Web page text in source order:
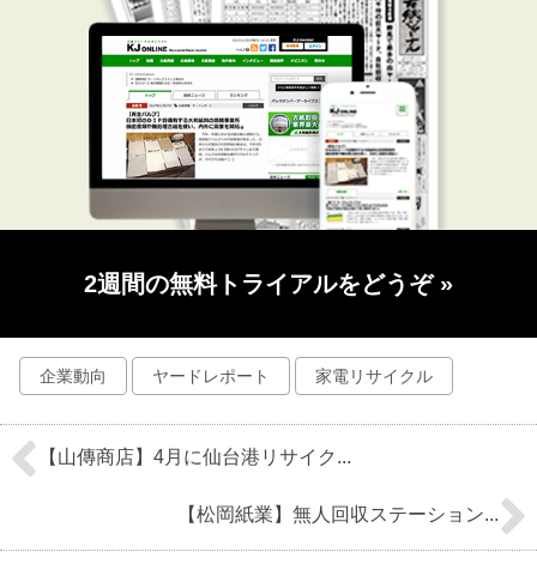
2週間の無料トライアルをどうぞ »
企業動向 ヤードレポート 家電リサイクル
【山傳商店】4月に仙台港リサイク...
【松岡紙業】無人回収ステーション...